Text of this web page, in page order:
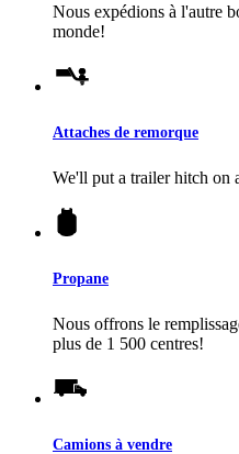
Nous expédions à l'autre
monde!
Attaches de remorque
We'll put a trailer hitch on
Propane
Nous offrons le
plus de 1 500 centres!
Camions à vendre